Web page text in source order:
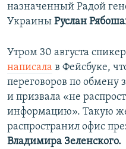
назначенный Радой
Украины Руслан
Утром 30 августа
написала в Фейсбуке,
переговоров по обмену
и призвала «не
информацию». Такую
распространил офис
Владимира Зеленского.